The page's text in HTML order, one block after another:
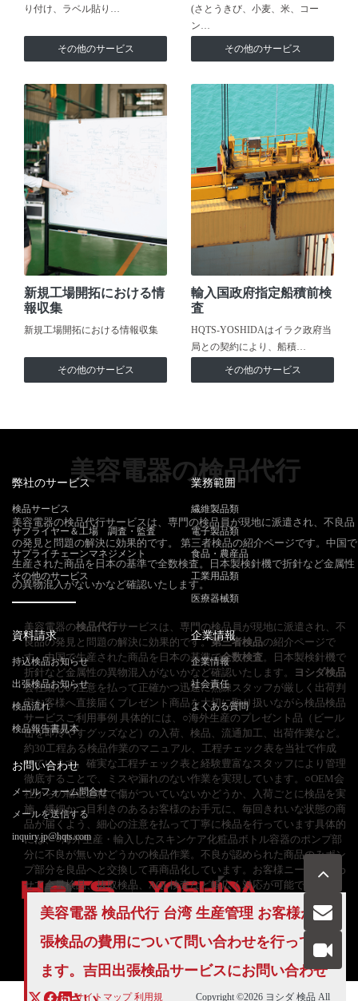
り付け、ラベル貼り…
その他のサービス
(さとうきび、小麦、米、コー
ン…
その他のサービス
新規工場開拓における情
報収集
新規工場開拓における情報収集
その他のサービス
輸入国政府指定船積前検
査
HQTS-YOSHIDAはイラク政府当
局との契約により、船積…
その他のサービス
美容電器の検品代行
美容電器の検品代行サービスは、専門の検品員が現地に派遣され、不良品
の発見と問題の解決に効果的です。 第三者検品の紹介ページです。中国で
生産された商品を日本の基準で全数検査。日本製検針機で折針など金属性
の異物混入がないかなど確認いたします。
美容電器の検品代行サービスは、専門の検品員が現地に派遣され、不
良品の発見と問題の解決に効果的です。第三者検品の紹介ページで
す。中国で生産された商品を日本の基準で全数検査 。日本製検針機で
折針など金属性の異物混入がないかなど確認いたします。
ヨシダ検品
会社細心の注意を払って正確かつ迅速に熟練スタッフが厳しく出荷判
定お客様へ直接届くプレゼント商品を大切に取り扱いながら検品検品
サービスご利用事例 具体的には、○海外生産のプレゼント品（ビール
缶を即冷やすグッズなど）の入荷、検品、流通加工、出荷作業など。
約30工程ある検品作業のマニュアル、工程チェック表を当社で作成
しています。確実な工程チェック表と経験豊富なスタッフにより管理
徹底することで、ミスや漏れのない作業を実現しています。○OEM会
社からの輸送過程で傷がついていないかどうか、入荷ごとに検品を実
施。繊細かつ目利きのあるお客様のお手元に、毎回きれいな状態の商
品が届くよう、細心の注意を払って丁寧に検品を行っています具体的
には、○海外生産・輸入したスキンケア化粧品ボトル容器のポンプ部
分に不良が無いかどうかの検品作業。不良が認められた商品のみポン
プ部分を良品へと交換して再商品化しています。お客様ニーズに合わ
せて全量検品、抜取検品、AQL検査など幅広く対応が可能です。
美容電器 検品代行台湾 生産管理 お客様が出
張検品の費用について問い合わせを行ってい
ます。吉田 出張検品サービスにお問い合わせ
弊社のサービス
検品サービス
サプライヤー＆工場 調査・監査
サプライチェーンマネジメント
その他のサービス
業務範囲
繊維製品類
電子製品類
食品・農産品
工業用品類
医療器械類
資料請求
持込検品お知らせ
出張検品お知らせ
検品流れ
検品報告書見本
企業情報
企業情報
社会責任
よくある質問
お問い合わせ
メールフォーム問合せ
メールを送信する
inquiry.jp@hqts.com
お電話でのお問い合わせ
050-5840-2657
お問い合わせ
サイトマップ 利用規 Copyright ©2026 ヨシダ 検品 All